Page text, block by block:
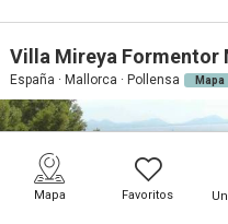
Mapa Favoritos
Villa Mireya Formentor
España · Mallorca · Pollensa Mapa